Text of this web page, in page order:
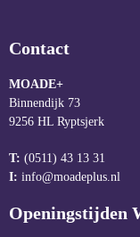
Contact
MOADE+
Binnendijk 73
9256 HL Ryptsjerk
T: (0511) 43 13 31
I: info@moadeplus.nl
Openingstijden